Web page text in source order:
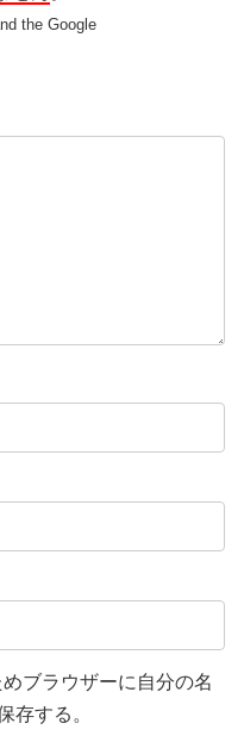
the Google
ブラウザーに自分の名
存する。